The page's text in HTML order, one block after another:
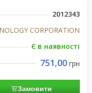
2012343
CORPORATION
Є в наявності
751,00 грн
Замовити